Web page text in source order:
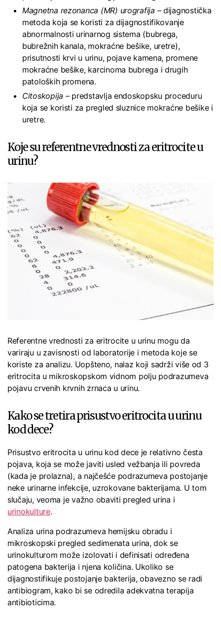
Magnetna rezonanca (MR) urografija –dijagnostička
metoda koja se koristi za dijagnostifikovanje
abnormalnosti urinarnog sistema (bubrega,
bubrežnih kanala, mokraćne bešike, uretre),
prisutnosti krvi u urinu, pojave kamena, promene
mokraćne bešike, karcinoma bubrega i drugih
patoloških promena.
Citoskopija – predstavlja endoskopsku proceduru
koja se koristi za pregled sluznice mokraćne bešike i
uretre.
Koje su referentne vrednosti za eritrocite u
urinu?
Referentne vrednosti za eritrocite u urinu mogu da
variraju u zavisnosti od laboratorije i metoda koje se
koriste za analizu. Uopšteno, nalaz koji sadrži više od 3
eritrocita u mikroskopskom vidnom polju podrazumeva
pojavu crvenih krvnih zrnaca u urinu.
Kako se tretira prisustvo eritrocita u urinu
kod dece?
Prisustvo eritrocita u urinu kod dece je relativno česta
pojava, koja se može javiti usled vežbanja ili povreda
(kada je prolazna), a najčešće podrazumeva postojanje
neke urinarne infekcije, uzrokovane bakterijama. U tom
slučaju, veoma je važno obaviti pregled urina i
urinokulture.
Analiza urina podrazumeva hemijsku obradu i
mikroskopski pregled sedimenata urina, dok se
urinokulturom može izolovati i definisati određena
patogena bakterija i njena količina. Ukoliko se
dijagnostifikuje postojanje bakterija, obavezno se radi
antibiogram, kako bi se odredila adekvatna terapija
antibioticima.